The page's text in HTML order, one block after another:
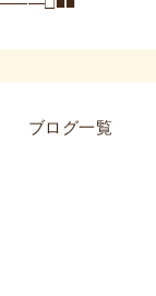
ブログ一覧